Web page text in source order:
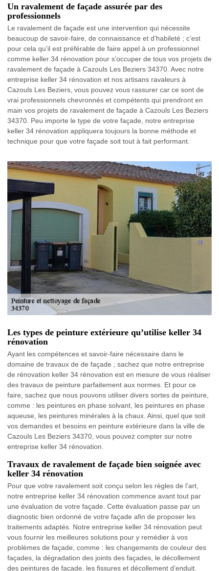
Un ravalement de façade assurée par des
professionnels
Le ravalement de façade est une intervention qui nécessite
beaucoup de savoir-faire, de connaissance et d’habileté ; c’est
pour cela qu’il est préférable de faire appel à un professionnel
comme keller 34 rénovation pour s’occuper de tous vos projets de
ravalement de façade à Cazouls Les Beziers 34370. Avec notre
entreprise keller 34 rénovation et nos artisans ravaleurs à
Cazouls Les Beziers, vous pouvez vous rassurer car ce sont de
vrai professionnels chevronnés et compétents qui prendront en
main vos projets de ravalement de façade à Cazouls Les Beziers
34370. Peu importe le type de votre façade, notre entreprise
keller 34 rénovation appliquera toujours la bonne méthode et
technique pour que votre façade soit tout à fait performant.
Les types de peinture extérieure qu’utilise keller 34
rénovation
Ayant les compétences et savoir-faire nécessaire dans le
domaine de travaux de de façade ; sachez que notre entreprise
de rénovation keller 34 rénovation est en mesure de vous réaliser
des travaux de peinture parfaitement aux normes. Et pour ce
faire, sachez que nous pouvons utiliser divers sortes de peinture,
comme : les peintures en phase solvant, les peintures en phase
aqueuse, les peintures minérales à la chaux. Ainsi, quel que soit
vos demandes et besoins en peinture extérieure dans la ville de
Cazouls Les Beziers 34370, vous pouvez compter sur notre
entreprise keller 34 rénovation.
Travaux de ravalement de façade bien soignée avec
keller 34 rénovation
Pour que votre ravalement soit conçu selon les règles de l’art,
notre entreprise keller 34 rénovation commence avant tout par
une évaluation de votre façade. Cette évaluation passe par un
diagnostic bien ordonné de votre façade afin de proposer les
traitements adaptés. Notre entreprise keller 34 rénovation peut
vous fournir les meilleures solutions pour y remédier à vos
problèmes de façade, comme : les changements de couleur des
façades, la dégradation des joints des façades, le décollement
des peintures de façade, les fissures et décollement d’enduit.